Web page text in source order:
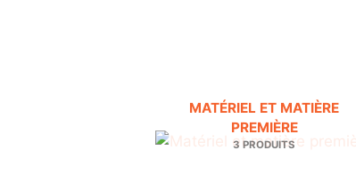
MATÉRIEL ET MATIÈRE
PREMIÈRE
3 PRODUITS